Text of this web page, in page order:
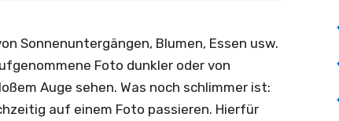
Sonnenuntergängen, Blumen, Essen usw.
Foto dunkler oder von
Auge sehen. Was noch schlimmer ist:
auf einem Foto passieren. Hierfür